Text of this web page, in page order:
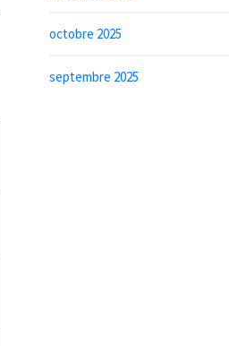
octobre 2025
septembre 2025